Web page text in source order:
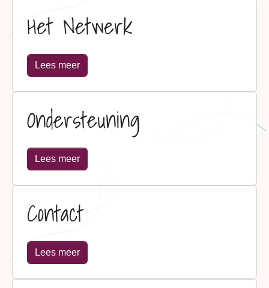
Het Netwerk
Lees meer
Ondersteuning
Lees meer
Contact
Lees meer